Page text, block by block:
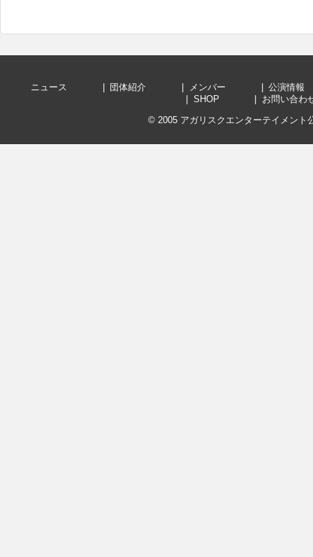
ニュース 団体紹介 メンバー
公演
SHOP
お問い
© 2005 アガリスクエンターテイメント